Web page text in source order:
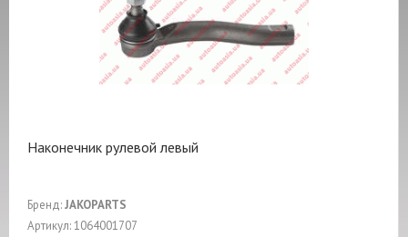
Наконечник рулевой левый
Бренд:JAKOPARTS
Артикул: 1064001707